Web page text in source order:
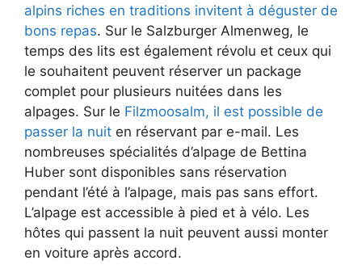
alpins riches en traditions invitent à déguster de
bons repas. Sur le Salzburger Almenweg, le
temps des lits est également révolu et ceux qui
le souhaitent peuvent réserver un package
complet pour plusieurs nuitées dans les
alpages. Sur le Filzmoosalm, il est possible de
passer la nuit en réservant par e-mail. Les
nombreuses spécialités d’alpage de Bettina
Huber sont disponibles sans réservation
pendant l’été à l’alpage, mais pas sans effort.
L’alpage est accessible à pied et à vélo. Les
hôtes qui passent la nuit peuvent aussi monter
en voiture après accord.